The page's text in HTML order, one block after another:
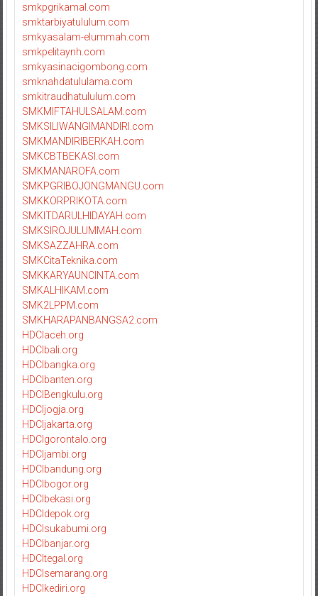
smkpgrikamal.com
smktarbiyatululum.com
smkyasalam-elummah.com
smkpelitaynh.com
smkyasinacigombong.com
smknahdatululama.com
smkitraudhatululum.com
SMKMIFTAHULSALAM.com
SMKSILIWANGIMANDIRI.com
SMKMANDIRIBERKAH.com
SMKCBTBEKASI.com
SMKMANAROFA.com
SMKPGRIBOJONGMANGU.com
SMKKORPRIKOTA.com
SMKITDARULHIDAYAH.com
SMKSIROJULUMMAH.com
SMKSAZZAHRA.com
SMKCitaTeknika.com
SMKKARYAUNCINTA.com
SMKALHIKAM.com
SMK2LPPM.com
SMKHARAPANBANGSA2.com
HDCIaceh.org
HDCIbali.org
HDCIbangka.org
HDCIbanten.org
HDCIBengkulu.org
HDCIjogja.org
HDCIjakarta.org
HDCIgorontalo.org
HDCIjambi.org
HDCIbandung.org
HDCIbogor.org
HDCIbekasi.org
HDCIdepok.org
HDCIsukabumi.org
HDCIbanjar.org
HDCItegal.org
HDCIsemarang.org
HDCIkediri.org